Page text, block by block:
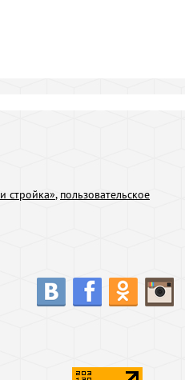
стройка», пользовательское